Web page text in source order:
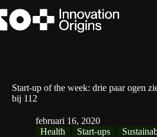
naar
de
Start-up of the week: drie paar ogen
bij 112
februari 16, 2020
Health
Start-ups